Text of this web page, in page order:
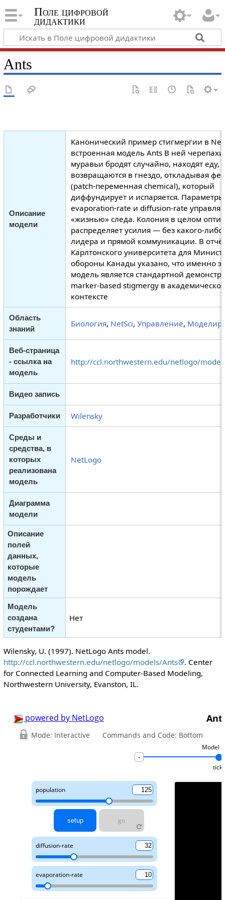
Поле цифровой
дидактики
Ants
Описание
модели
Канонический пример стигмергии в
встроенная модель Ants В ней
муравьи бродят случайно, находят еду,
возвращаются в гнездо, откладывая
(patch-переменная chemical), который
диффундирует и испаряется. Параметры
evaporation-rate и diffusion-rate
«жизнью» следа. Колония в целом
распределяет усилия — без какого-либо
лидера и прямой коммуникации. В
Карлтонского университета для
обороны Канады указано, что именно
модель является стандартной
marker-based stigmergy в
контексте
Область
знаний
Биология, NetSci, Управление,
Веб-страница
- ссылка на
модель
http://ccl.northwestern.edu/netlogo/
Видео запись
Разработчики Wilensky
Среды и
средства, в
которых
реализована
модель
NetLogo
Диаграмма
модели
Описание
полей
данных,
которые
модель
порождает
Модель
создана
студентами?
Нет
Wilensky, U. (1997). NetLogo Ants model.
http://ccl.northwestern.edu/netlogo/models/Ants
. Center
for Connected Learning and Computer-Based Modeling,
Northwestern University, Evanston, IL.